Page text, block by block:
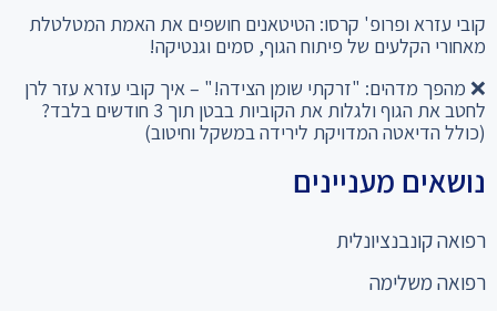
ההצלחה של עידן עם דיאטת קובי עזרא לחיטוב הגוף
מאחורי הקלעים של פיתוח הגוף, סמים וגנטיקה!
❌ מהפך מדהים: "זרקתי שומן הצידה!" – איך קובי עזרא עזר לרן
(כולל הדיאטה המדויקת לירידה במשקל וחיטוב)
נושאים מעניינים
רפואה קונבנציונלית